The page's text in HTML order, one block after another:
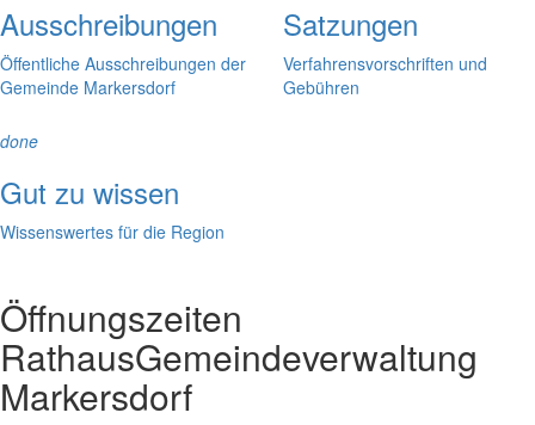
Ausschreibungen
Öffentliche Ausschreibungen der
Gemeinde Markersdorf
Satzungen
Verfahrensvorschriften und
Gebühren
done
Gut zu wissen
Wissenswertes für die Region
Öffnungszeiten
RathausGemeindeverwaltung
Markersdorf